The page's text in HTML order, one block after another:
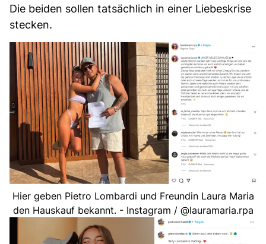
Die beiden sollen tatsächlich in einer Liebeskrise
stecken.
Hier geben Pietro Lombardi und Freundin Laura Maria
den Hauskauf bekannt. - Instagram / @lauramaria.rpa